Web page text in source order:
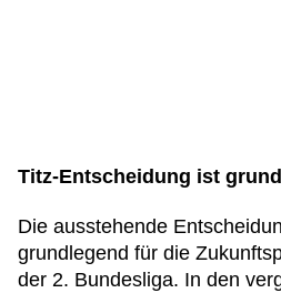
Titz-Entscheidung ist
Die ausstehende
grundlegend für die
der 2. Bundesliga. In den